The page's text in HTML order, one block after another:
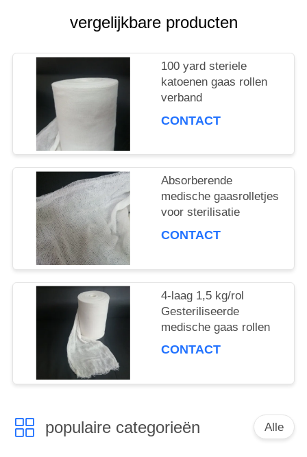
vergelijkbare producten
100 yard steriele
katoenen gaas rollen
verband
CONTACT
Absorberende
medische gaasrolletjes
voor sterilisatie
CONTACT
4-laag 1,5 kg/rol
Gesteriliseerde
medische gaas rollen
CONTACT
populaire categorieën Alle